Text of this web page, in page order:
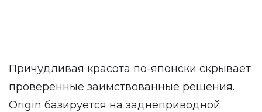
Причудливая красота по-японски скрывает
проверенные заимствованные решения.
Origin базируется на заднеприводной